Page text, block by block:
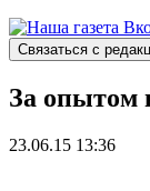
Связаться с
За опытом
23.06.15 13:36